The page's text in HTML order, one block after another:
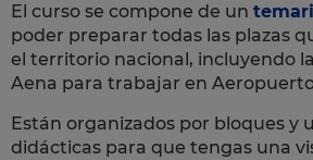
El curso se compone de un
poder preparar todas las plazas
el territorio nacional, incluyendo
Aena para trabajar en
Están organizados por bloques y
didácticas para que tengas una